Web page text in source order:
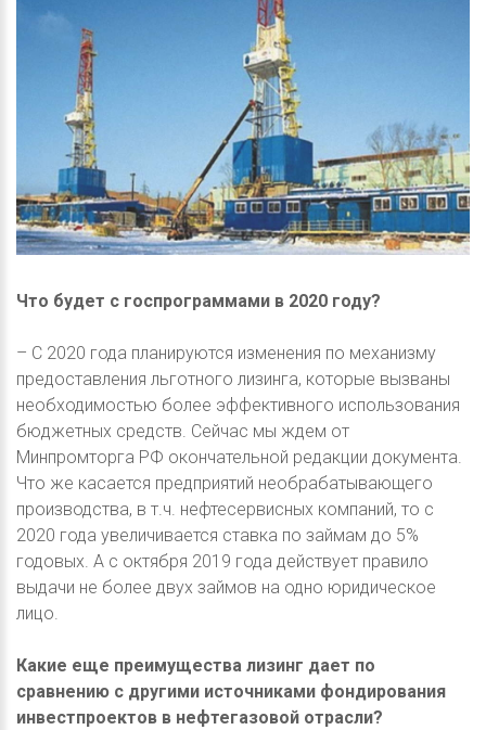
Что будет с госпрограммами в 2020 году?
– С 2020 года планируются изменения по механизму
предоставления льготного лизинга, которые вызваны
необходимостью более эффективного использования
бюджетных средств. Сейчас мы ждем от
Минпромторга РФ окончательной редакции документа.
Что же касается предприятий необрабатывающего
производства, в т.ч. нефтесервисных компаний, то с
2020 года увеличивается ставка по займам до 5%
годовых. А с октября 2019 года действует правило
выдачи не более двух займов на одно юридическое
лицо.
Какие еще преимущества лизинг дает по
сравнению с другими источниками фондирования
инвестпроектов в нефтегазовой отрасли?